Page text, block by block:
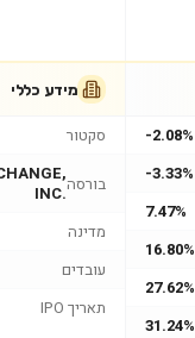
-2.08%
-3.33%
7.47%
16.80%
27.62%
31.24%
מידע כללי
סקטור
בורסהINC.
מדינה
עובדים
תאריך IPO